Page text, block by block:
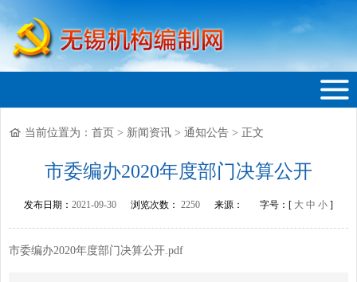
无锡机构编制网
当前位置为： 首页 > 新闻资讯 > 通知公告 > 正文
市委编办2020年度部门决算公开
发布日期： 2021-09-30 浏览次数： 2250 来源： 字号：[ 大 中 小 ]
市委编办2020年度部门决算公开.pdf